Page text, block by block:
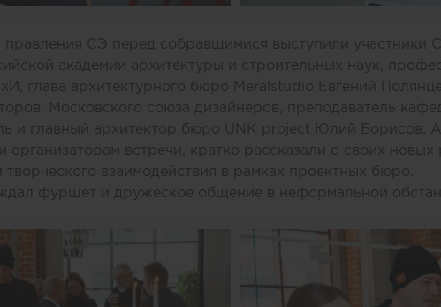
правления СЭ перед собравшимися выступили участники
академии архитектуры и строительных наук,
глава архитектурного бюро Meralstudio Евгений
Московского союза дизайнеров, преподаватель
и главный архитектор бюро UNK project Юлий Борисов.
организаторам встречи, кратко рассказали о своих
взаимодействия в рамках проектных бюро.
фуршет и дружеское общение в неформальной